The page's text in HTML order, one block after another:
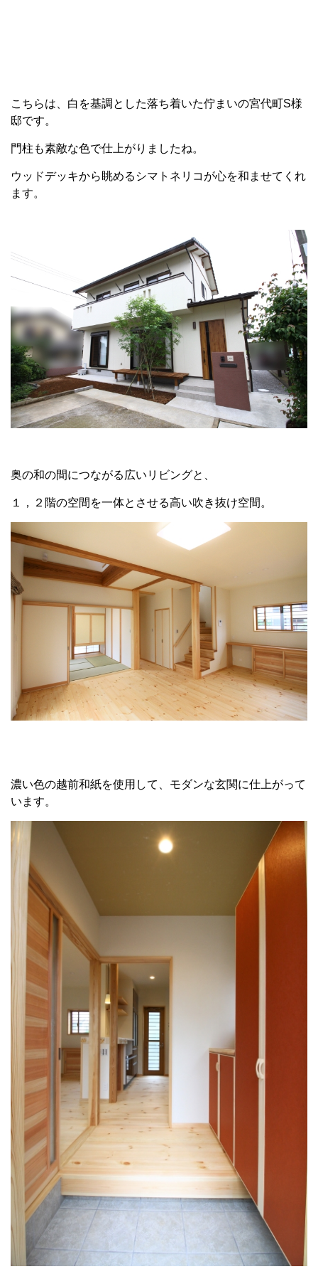
こちらは、白を基調とした落ち着いた佇まいの宮代町S様
邸です。
門柱も素敵な色で仕上がりましたね。
ウッドデッキから眺めるシマトネリコが心を和ませてくれ
ます。
奥の和の間につながる広いリビングと、
１，２階の空間を一体とさせる高い吹き抜け空間。
濃い色の越前和紙を使用して、モダンな玄関に仕上がって
います。